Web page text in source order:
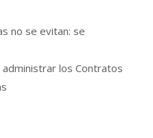
no se evitan: se
administrar los Contratos